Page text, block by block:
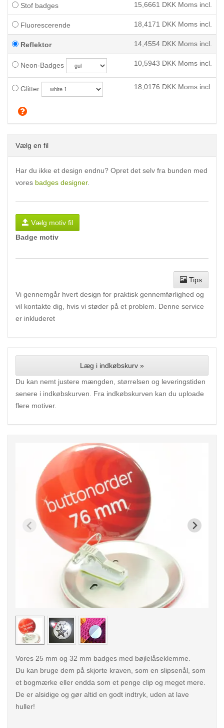
Stof badges 15,6661 DKK Moms incl.
Fluorescerende 18,4171 DKK Moms incl.
Reflektor 14,4554 DKK Moms incl.
Neon-Badges 10,5943 DKK Moms incl.
Glitter 18,0176 DKK Moms incl.
Vælg en fil
Har du ikke et design endnu? Opret det selv fra bunden med
vores badges designer.
Vælg motiv fil
Badge motiv
Tips
Vi gennemgår hvert design for praktisk gennemførlighed og
vil kontakte dig, hvis vi støder på et problem. Denne service
er inkluderet
Læg i indkøbskurv »
Du kan nemt justere mængden, størrelsen og leveringstiden
senere i indkøbskurven. Fra indkøbskurven kan du uploade
flere motiver.
< /picture>
Vores 25 mm og 32 mm badges med bøjlelåseklemme.
Du kan bruge dem på skjorte kraven, som en slipsenål, som
et bogmærke eller endda som et penge clip og meget mere.
De er alsidige og gør altid en godt indtryk, uden at lave
huller!